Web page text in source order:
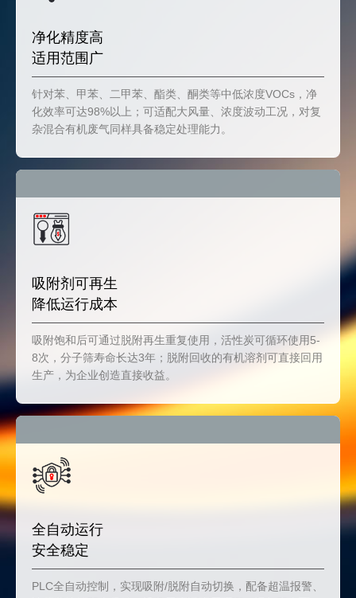
净化精度高
适用范围广
针对苯、甲苯、二甲苯、酯类、酮类等中低浓度VOCs，净
化效率可达98%以上；可适配大风量、浓度波动工况，对复
杂混合有机废气同样具备稳定处理能力。
吸附剂可再生
降低运行成本
吸附饱和后可通过脱附再生重复使用，活性炭可循环使用5-
8次，分子筛寿命长达3年；脱附回收的有机溶剂可直接回用
生产，为企业创造直接收益。
全自动运行
安全稳定
PLC全自动控制，实现吸附/脱附自动切换，配备超温报警、